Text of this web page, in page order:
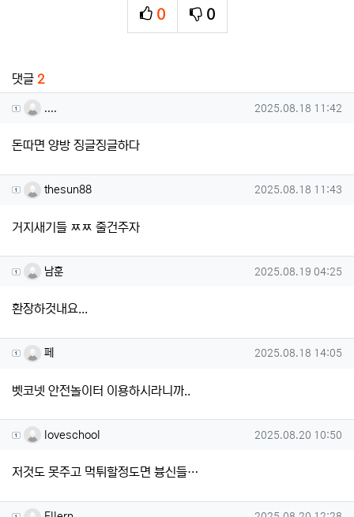
0
추천
0
비추천
댓글 2
....님의 댓글
.... 작성일
2025.08.18 11:42
돈따면 양방 징글징글하다
thesun88님의 댓글
thesun88 작성일
2025.08.18 11:43
거지새기들 ㅉㅉ 줄건주자
남훈님의 댓글
남훈 작성일
2025.08.19 04:25
환장하것내요...
페님의 댓글
페 작성일
2025.08.18 14:05
벳코넷 안전놀이터 이용하시라니까..
loveschool님의 댓글
loveschool 작성일
2025.08.20 10:50
저것도 못주고 먹튀할정도면 븅신들…